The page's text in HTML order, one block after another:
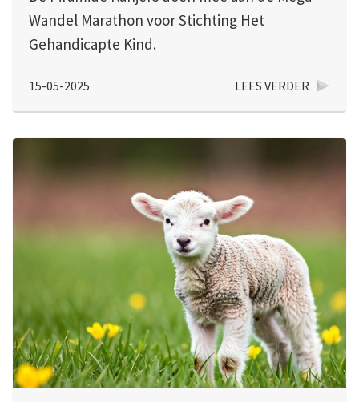
Wandel Marathon voor Stichting Het
Gehandicapte Kind.
15-05-2025 LEES VERDER